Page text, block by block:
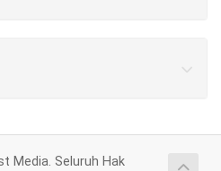
Media. Seluruh Hak